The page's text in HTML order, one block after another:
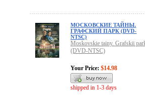
МОСКОВСКИЕ ТАЙНЫ.
ГРАФСКИЙ ПАРК (DVD-
NTSC)
Moskovskie tainy. Grafskii
(DVD-NTSC)
Your Price: $14.98
shipped in 1-3 days